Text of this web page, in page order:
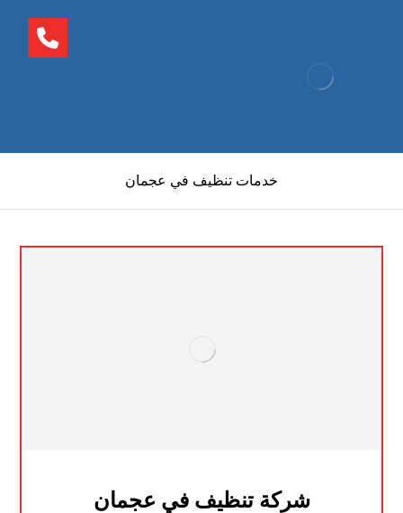
خدمات تنظيف في عجمان
شركة تنظيف في عجمان